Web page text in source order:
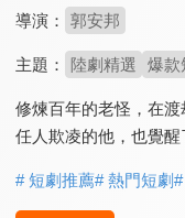
導演： 郭安邦
主題： 陸劇精選 爆款
修煉百年的老怪，在
任人欺凌的他，也覺
# 短劇推薦# 熱門短劇